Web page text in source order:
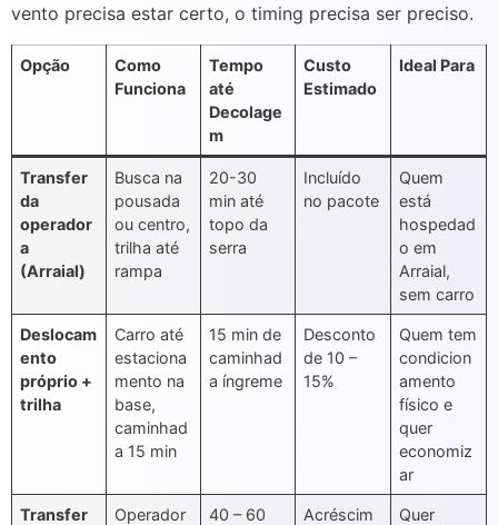
vento precisa estar certo, o timing precisa ser preciso.
Opção
Como
Funciona
Tempo
até
Decolage
m
Custo
Estimado
Ideal Para
Transfer
da
operador
a
(Arraial)
Busca na
pousada
ou centro,
trilha até
rampa
20-30
min até
topo da
serra
Incluído
no pacote
Quem
está
hospedad
o em
Arraial,
sem carro
Deslocam
ento
próprio +
trilha
Carro até
estaciona
mento na
base,
caminhad
a 15 min
15 min de
caminhad
a íngreme
Desconto
de 10 –
15%
Quem tem
condicion
amento
físico e
quer
economiz
ar
Transfer
Operador
40 – 60
Acréscim
Quer